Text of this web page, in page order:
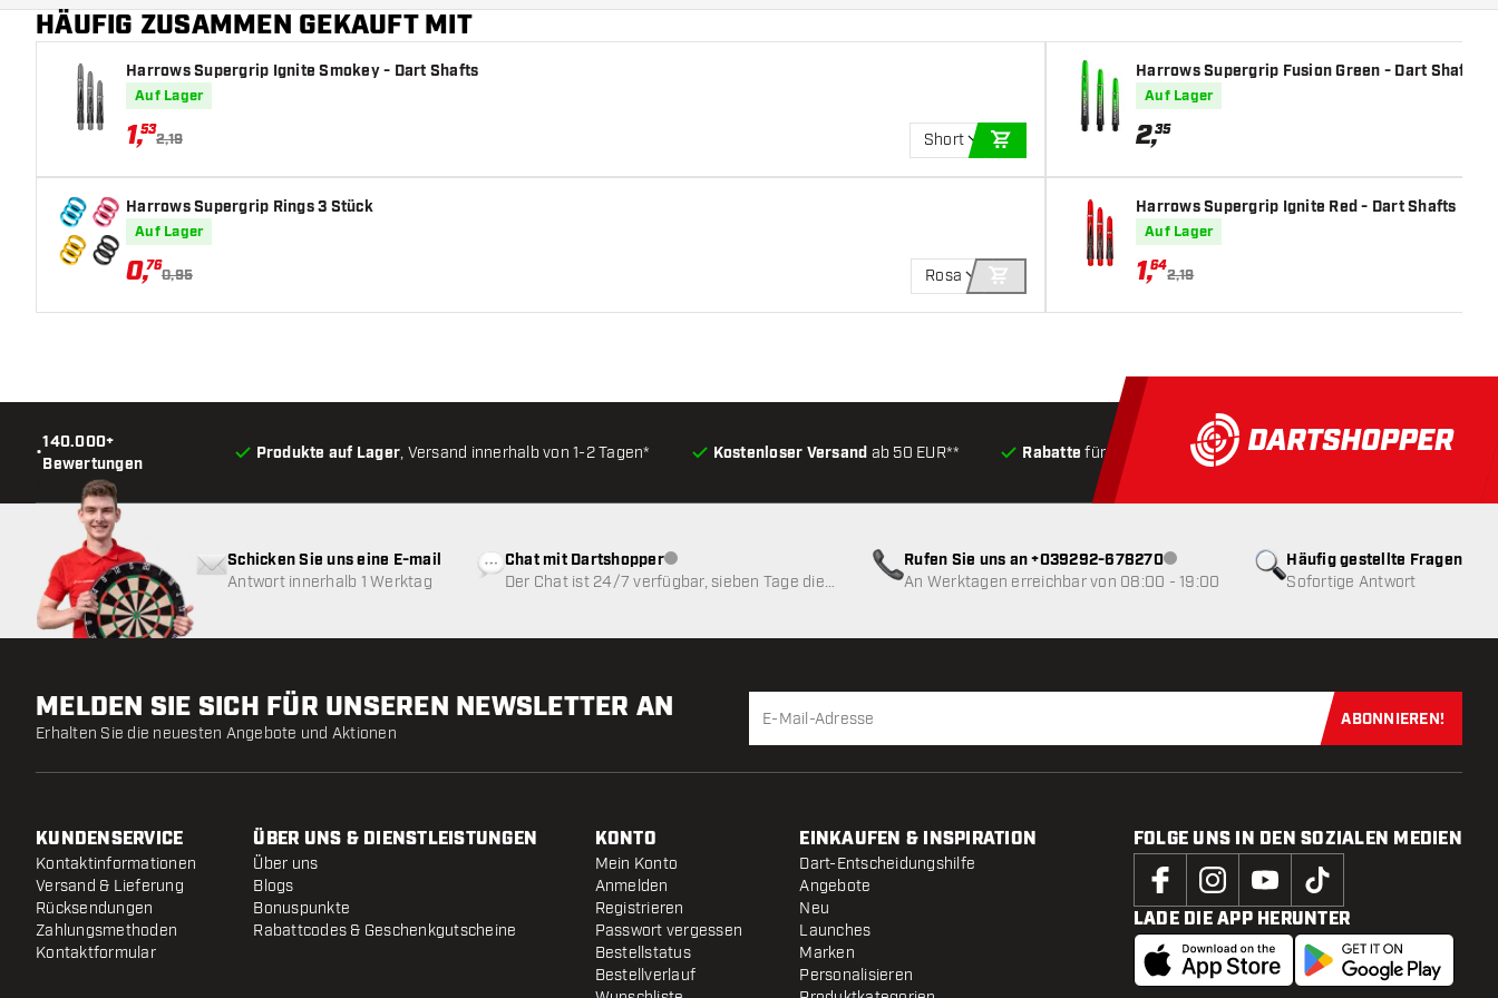
HÄUFIG ZUSAMMEN GEKAUFT MIT
Harrows Supergrip Ignite Smokey - Dart Shafts
Auf Lager
1,53
2,19 Short
IN DEN WARENKORB
Harrows Supergrip Rings 3 Stück
Auf Lager
0,76
0,95 Rosa
IN DEN WARENKORB
Harrows Supergrip Fusion Green - Dart Shafts
Auf Lager
2,35
Harrows Supergrip Ignite Red - Dart Shafts
Auf Lager
1,64
2,19
•
140.000+
Bewertungen
Produkte auf Lager, Versand innerhalb von 1-2 Tagen* Kostenloser Versand ab 50 EUR** Rabatte für Kunden Produkte auf Lager, Versand
Häufig gestellte Fragen
Sofortige Antwort
Schicken Sie uns eine E-mail
Antwort innerhalb 1 Werktag
Chat mit DartshopperKundenservice nicht verfügbar
Der Chat ist 24/7 verfügbar, sieben Tage die
Rufen Sie uns an +039292-678270Kundenservice nicht verfügbar
An Werktagen erreichbar von 08:00 - 19:00
MELDEN SIE SICH FÜR UNSEREN NEWSLETTER AN
Erhalten Sie die neuesten Angebote und Aktionen
Jetzt für
ABONNIEREN!
KUNDENSERVICE
Kontaktinformationen
Versand & Lieferung
Rücksendungen
Zahlungsmethoden
Kontaktformular
ÜBER UNS & DIENSTLEISTUNGEN
Über uns
Blogs
Bonuspunkte
Rabattcodes & Geschenkgutscheine
KONTO
Mein Konto
Anmelden
Registrieren
Passwort vergessen
Bestellstatus
Bestellverlauf
EINKAUFEN & INSPIRATION
Dart-Entscheidungshilfe
Angebote
Neu
Launches
Marken
Personalisieren
FOLGE UNS IN DEN SOZIALEN MEDIEN
LADE DIE APP HERUNTER